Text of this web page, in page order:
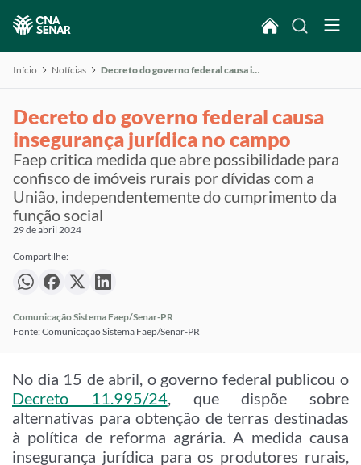
Início Notícias Decreto do governo federal causa insegurança jurídica no campo
Decreto do governo federal causa
insegurança jurídica no campo
Faep critica medida que abre possibilidade para
confisco de imóveis rurais por dívidas com a
União, independentemente do cumprimento da
função social
29 de abril 2024
Compartilhe:
Comunicação Sistema Faep/Senar-PR
Fonte: Comunicação Sistema Faep/Senar-PR
No dia 15 de abril, o governo federal publicou o
Decreto 11.995/24, que dispõe sobre
alternativas para obtenção de terras destinadas
à política de reforma agrária. A medida causa
insegurança jurídica para os produtores rurais,